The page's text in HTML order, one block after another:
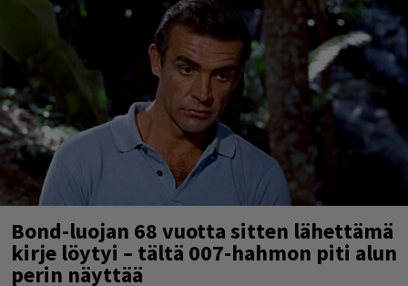
Bond-luojan 68 vuotta sitten lähettämä
kirje löytyi – tältä 007-hahmon piti alun
perin näyttää